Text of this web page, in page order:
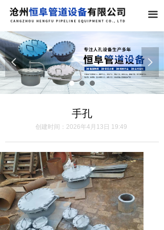
끀
넳 넲
手孔
创建时间： 2026年4月13日 19:49